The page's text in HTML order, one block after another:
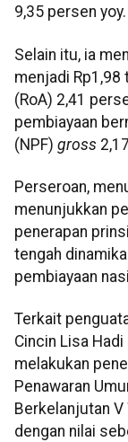
9,35 persen yoy.
Selain itu, ia
menjadi Rp1,98
(RoA) 2,41
pembiayaan
(NPF) gross
Perseroan,
menunjukkan
penerapan
tengah
pembiayaan
Terkait
Cincin Lisa
melakukan
Penawaran
Berkelanjutan V
dengan nilai